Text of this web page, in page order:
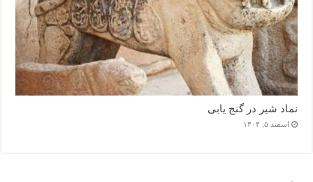
نماد شیر در گنج یابی
اسفند ۵, ۱۴۰۴